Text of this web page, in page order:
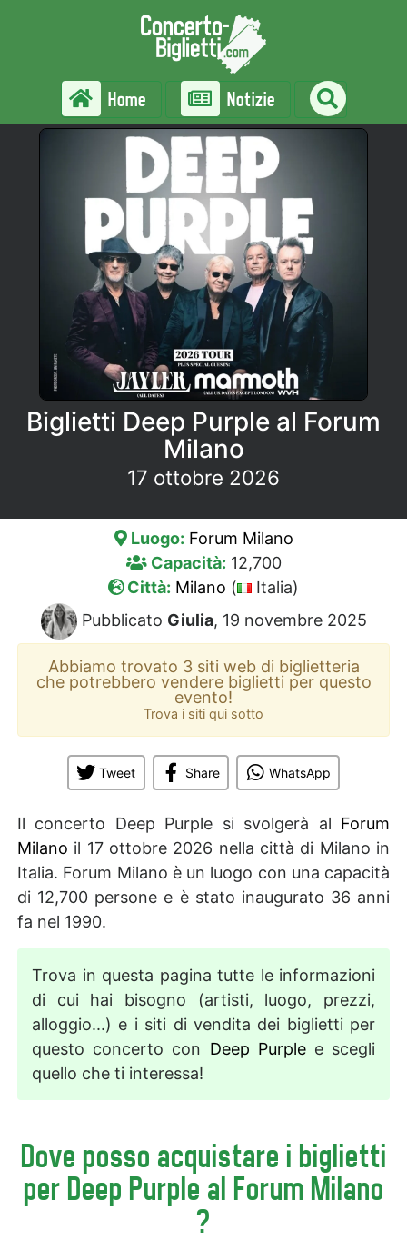
Home Notizie
Biglietti Deep Purple al Forum
Milano
17 ottobre 2026
Luogo: Forum Milano
Capacità: 12,700
Città: Milano (
Italia)
Pubblicato Giulia, 19 novembre 2025
Abbiamo trovato 3 siti web di biglietteria
che potrebbero vendere biglietti per questo
evento!
Trova i siti qui sotto
Tweet Share WhatsApp
Il concerto Deep Purple si svolgerà al Forum
Milano il 17 ottobre 2026 nella città di Milano in
Italia. Forum Milano è un luogo con una capacità
di 12,700 persone e è stato inaugurato 36 anni
fa nel 1990.
Trova in questa pagina tutte le informazioni
di cui hai bisogno (artisti, luogo, prezzi,
alloggio...) e i siti di vendita dei biglietti per
questo concerto con Deep Purplee scegli
quello che ti interessa!
Dove posso acquistare i biglietti
per Deep Purple al Forum Milano
?